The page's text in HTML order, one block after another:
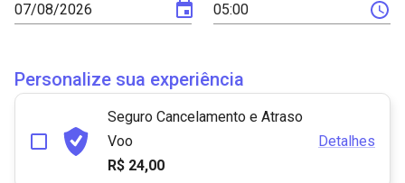
Personalize sua experiência
Seguro Cancelamento e Atraso
Voo
R$ 24,00
Detalhes